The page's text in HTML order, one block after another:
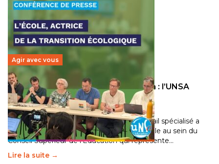
Agir avec vous
Transition écologique de l’éducation : l’UNSA
Éducation fait bouger les lignes
30 juin 2026-National
Pendant plusieurs mois, un groupe de travail spécialisé a
travaillé sur la transition écologique de l’Ecole au sein du
Conseil Supérieur de l’Éducation qui représente…
Lire la suite →